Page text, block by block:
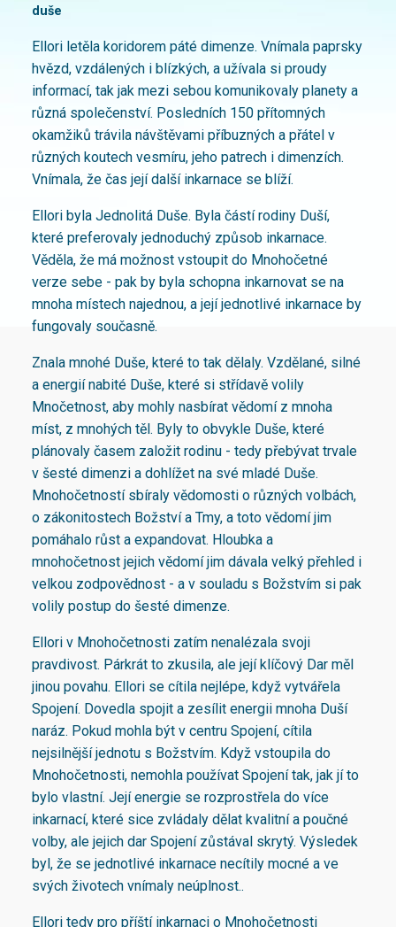
duše
Ellori letěla koridorem páté dimenze. Vnímala paprsky
hvězd, vzdálených i blízkých, a užívala si proudy
informací, tak jak mezi sebou komunikovaly planety a
různá společenství. Posledních 150 přítomných
okamžiků trávila návštěvami příbuzných a přátel v
různých koutech vesmíru, jeho patrech i dimenzích.
Vnímala, že čas její další inkarnace se blíží.
Ellori byla Jednolitá Duše. Byla částí rodiny Duší,
které preferovaly jednoduchý způsob inkarnace.
Věděla, že má možnost vstoupit do Mnohočetné
verze sebe - pak by byla schopna inkarnovat se na
mnoha místech najednou, a její jednotlivé inkarnace by
fungovaly současně.
Znala mnohé Duše, které to tak dělaly. Vzdělané, silné
a energií nabité Duše, které si střídavě volily
Mnočetnost, aby mohly nasbírat vědomí z mnoha
míst, z mnohých těl. Byly to obvykle Duše, které
plánovaly časem založit rodinu - tedy přebývat trvale
v šesté dimenzi a dohlížet na své mladé Duše.
Mnohočetností sbíraly vědomosti o různých volbách,
o zákonitostech Božství a Tmy, a toto vědomí jim
pomáhalo růst a expandovat. Hloubka a
mnohočetnost jejich vědomí jim dávala velký přehled i
velkou zodpovědnost - a v souladu s Božstvím si pak
volily postup do šesté dimenze.
Ellori v Mnohočetnosti zatím nenalézala svoji
pravdivost. Párkrát to zkusila, ale její klíčový Dar měl
jinou povahu. Ellori se cítila nejlépe, když vytvářela
Spojení. Dovedla spojit a zesílit energii mnoha Duší
naráz. Pokud mohla být v centru Spojení, cítila
nejsilnější jednotu s Božstvím. Když vstoupila do
Mnohočetnosti, nemohla používat Spojení tak, jak jí to
bylo vlastní. Její energie se rozprostřela do více
inkarnací, které sice zvládaly dělat kvalitní a poučné
volby, ale jejich dar Spojení zůstával skrytý. Výsledek
byl, že se jednotlivé inkarnace necítily mocné a ve
svých životech vnímaly neúplnost..
Ellori tedy pro příští inkarnaci o Mnohočetnosti